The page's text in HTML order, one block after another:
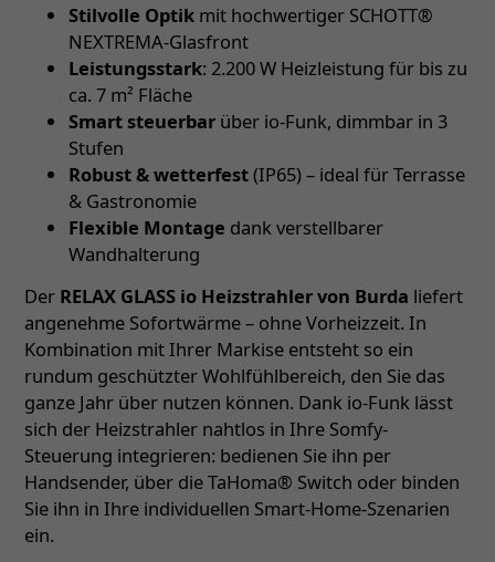
Stilvolle Optik mit hochwertiger SCHOTT®
NEXTREMA-Glasfront
Leistungsstark: 2.200 W Heizleistung für bis zu
ca. 7 m² Fläche
Smart steuerbar über io-Funk, dimmbar in 3
Stufen
Robust & wetterfest(IP65) – ideal für Terrasse
& Gastronomie
Flexible Montage dank verstellbarer
Wandhalterung
Der RELAX GLASS io Heizstrahler von Burda liefert
angenehme Sofortwärme – ohne Vorheizzeit. In
Kombination mit Ihrer Markise entsteht so ein
rundum geschützter Wohlfühlbereich, den Sie das
ganze Jahr über nutzen können. Dank io-Funk lässt
sich der Heizstrahler nahtlos in Ihre Somfy-
Steuerung integrieren: bedienen Sie ihn per
Handsender, über die TaHoma® Switch oder binden
Sie ihn in Ihre individuellen Smart-Home-Szenarien
ein.